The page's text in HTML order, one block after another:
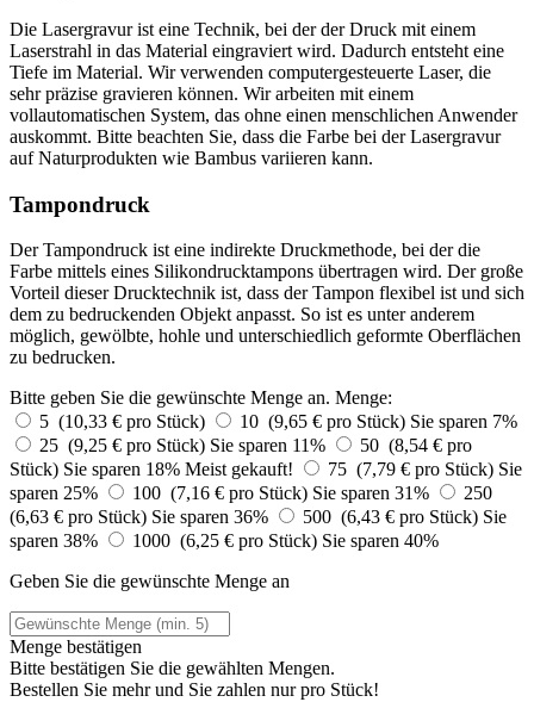
Die Lasergravur ist eine Technik, bei der der Druck mit einem
Laserstrahl in das Material eingraviert wird. Dadurch entsteht eine
Tiefe im Material. Wir verwenden computergesteuerte Laser, die
sehr präzise gravieren können. Wir arbeiten mit einem
vollautomatischen System, das ohne einen menschlichen Anwender
auskommt. Bitte beachten Sie, dass die Farbe bei der Lasergravur
auf Naturprodukten wie Bambus variieren kann.
Tampondruck
Der Tampondruck ist eine indirekte Druckmethode, bei der die
Farbe mittels eines Silikondrucktampons übertragen wird. Der große
Vorteil dieser Drucktechnik ist, dass der Tampon flexibel ist und sich
dem zu bedruckenden Objekt anpasst. So ist es unter anderem
möglich, gewölbte, hohle und unterschiedlich geformte Oberflächen
zu bedrucken.
Bitte geben Sie die gewünschte Menge an. Menge:
5 (10,33 € pro Stück)
10 (9,65 € pro Stück) Sie sparen 7%
25 (9,25 € pro Stück) Sie sparen 11%
50 (8,54 € pro
Stück) Sie sparen 18% Meist gekauft! 75 (7,79 € pro Stück) Sie
sparen 25%
100 (7,16 € pro Stück) Sie sparen 31%
250
(6,63 € pro Stück) Sie sparen 36% 500 (6,43 € pro Stück) Sie
sparen 38%
1000 (6,25 € pro Stück) Sie sparen 40%
Geben Sie die gewünschte Menge an
Menge bestätigen
Bitte bestätigen Sie die gewählten Mengen.
Bestellen Sie mehr und Sie zahlen nurpro Stück!